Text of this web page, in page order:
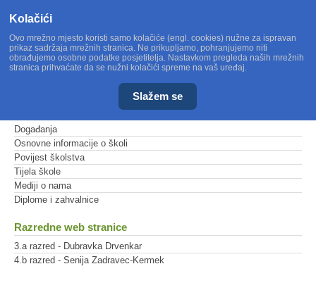
Događanja
Osnovne informacije o školi
Povijest školstva
Tijela škole
Mediji o nama
Diplome i zahvalnice
Razredne web stranice
3.a razred - Dubravka Drvenkar
4.b razred - Senija Zadravec-Kermek
Kolačići
Ovo mrežno mjesto koristi samo kolačiće (engl. cookies) nužne za ispravan
prikaz sadržaja mrežnih stranica. Ne prikupljamo, pohranjujemo niti
obrađujemo osobne podatke posjetitelja. Nastavkom pregleda naših mrežnih
stranica prihvaćate da se nužni kolačići spreme na vaš uređaj.
Slažem se